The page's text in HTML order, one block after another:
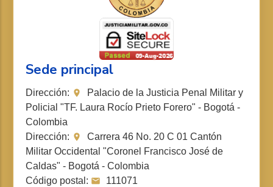
Sede principal
Dirección:
Palacio de la Justicia Penal Militar y
Policial "TF. Laura Rocío Prieto Forero" - Bogotá -
Colombia
Dirección:
Carrera 46 No. 20 C 01 Cantón
Militar Occidental "Coronel Francisco José de
Caldas" - Bogotá - Colombia
Código postal:
111071